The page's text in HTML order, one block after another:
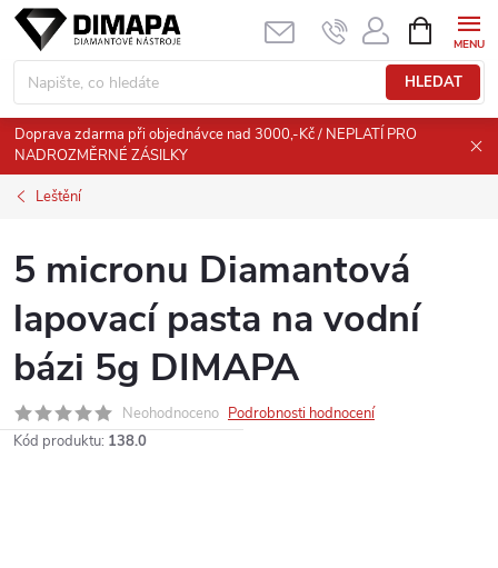
Přejít
obsah
HLEDAT
NÁKUPNÍ
KOŠÍK
Doprava zdarma při objednávce nad 3000,-Kč / NEPLATÍ PRO
NADROZMĚRNÉ ZÁSILKY
Leštění
5 micronu Diamantová
lapovací pasta na vodní
bázi 5g DIMAPA
Neohodnoceno Podrobnosti hodnocení
Kód produktu: 138.0